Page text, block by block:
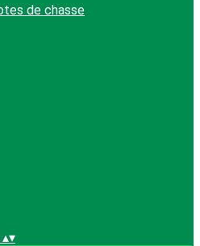
▴▾